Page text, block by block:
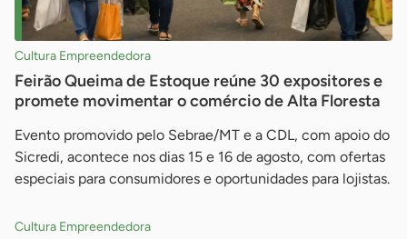
Cultura Empreendedora
Feirão Queima de Estoque reúne 30 expositores e
promete movimentar o comércio de Alta Floresta
Evento promovido pelo Sebrae/MT e a CDL, com apoio do
Sicredi, acontece nos dias 15 e 16 de agosto, com ofertas
especiais para consumidores e oportunidades para lojistas.
Cultura Empreendedora